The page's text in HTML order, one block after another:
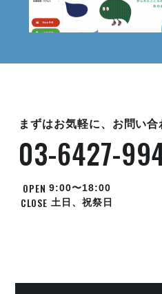
まずはお気軽に、お問い
03-6427-
OPEN 9:00〜18:00
CLOSE 土日、祝祭日